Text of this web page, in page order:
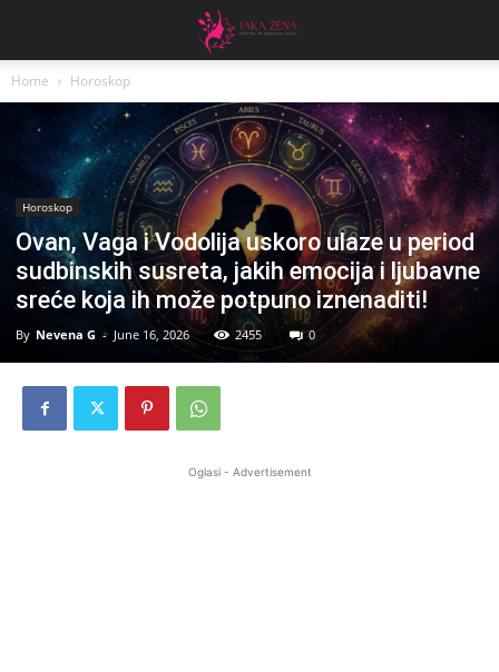
Home Horoskop
Horoskop
Ovan, Vaga i Vodolija uskoro ulaze u period
sudbinskih susreta, jakih emocija i ljubavne
sreće koja ih može potpuno iznenaditi!
By Nevena G - June 16, 2026 2455 0
Oglasi - Advertisement